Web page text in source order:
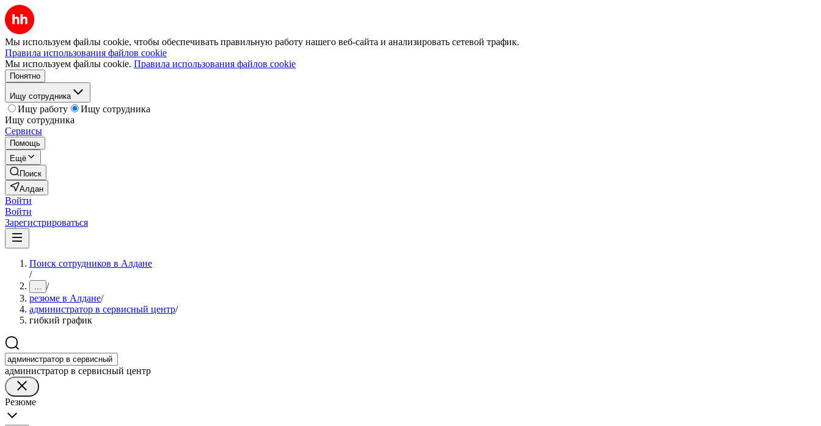
Мы используем файлы cookie, чтобы обеспечивать правильную работу нашего веб-сайта и анализировать сетевой трафик.
Правила использования файлов cookie
Мы используем файлы cookie. Правила использования файлов cookie
Понятно
Ищу сотрудника
Ищу работу
Ищу сотрудника
Ищу сотрудника
Сервисы
Помощь
Ещё
Поиск
Алдан
Войти
Войти
Зарегистрироваться
Поиск сотрудников в Алдане
/
... /
резюме в Алдане/
администратор в сервисный центр/
гибкий график
администратор в сервисный центр
Резюме